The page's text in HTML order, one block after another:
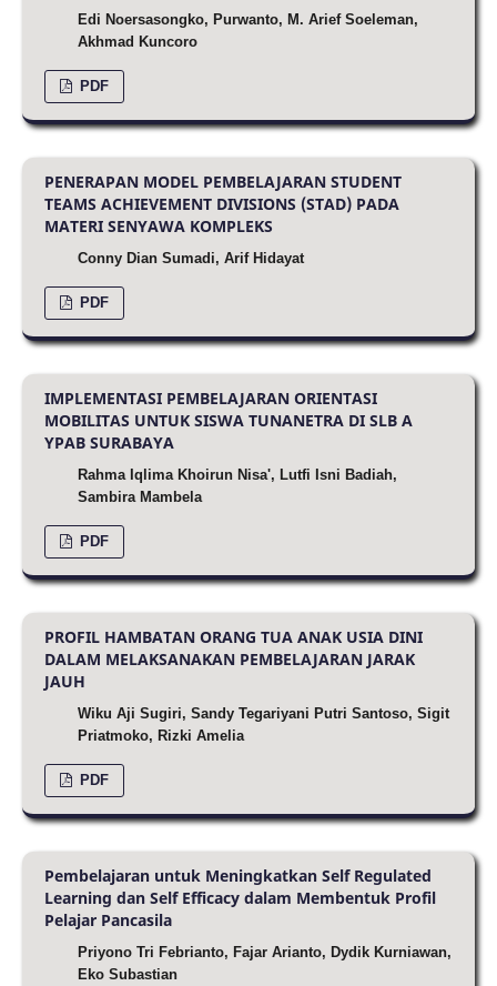
Edi Noersasongko, Purwanto, M. Arief Soeleman,
Akhmad Kuncoro
PDF
PENERAPAN MODEL PEMBELAJARAN STUDENT
TEAMS ACHIEVEMENT DIVISIONS (STAD) PADA
MATERI SENYAWA KOMPLEKS
Conny Dian Sumadi, Arif Hidayat
PDF
IMPLEMENTASI PEMBELAJARAN ORIENTASI
MOBILITAS UNTUK SISWA TUNANETRA DI SLB A
YPAB SURABAYA
Rahma Iqlima Khoirun Nisa', Lutfi Isni Badiah,
Sambira Mambela
PDF
PROFIL HAMBATAN ORANG TUA ANAK USIA DINI
DALAM MELAKSANAKAN PEMBELAJARAN JARAK
JAUH
Wiku Aji Sugiri, Sandy Tegariyani Putri Santoso, Sigit
Priatmoko, Rizki Amelia
PDF
Pembelajaran untuk Meningkatkan Self Regulated
Learning dan Self Efficacy dalam Membentuk Profil
Pelajar Pancasila
Priyono Tri Febrianto, Fajar Arianto, Dydik Kurniawan,
Eko Subastian